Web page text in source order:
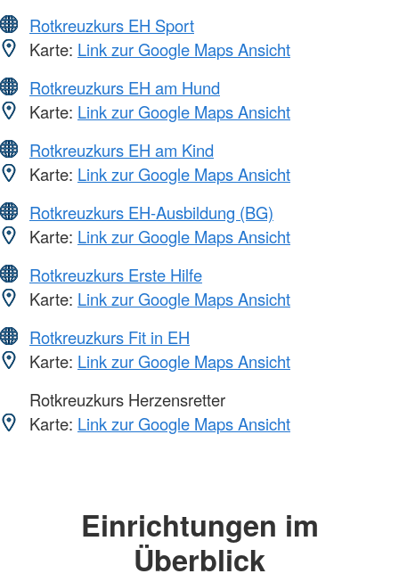
Rotkreuzkurs EH Sport
Karte: Link zur Google Maps Ansicht
Rotkreuzkurs EH am Hund
Karte: Link zur Google Maps Ansicht
Rotkreuzkurs EH am Kind
Karte: Link zur Google Maps Ansicht
Rotkreuzkurs EH-Ausbildung (BG)
Karte: Link zur Google Maps Ansicht
Rotkreuzkurs Erste Hilfe
Karte: Link zur Google Maps Ansicht
Rotkreuzkurs Fit in EH
Karte: Link zur Google Maps Ansicht
Rotkreuzkurs Herzensretter
Karte: Link zur Google Maps Ansicht
Einrichtungen im
Überblick